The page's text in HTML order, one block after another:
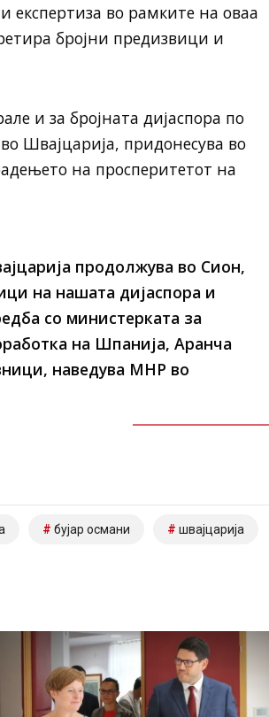
во рамките на оваа
бројни предизвици и
и за бројната дијаспора по
Швајцарија, придонесува во
на просперитетот на
продолжува во Сион,
на нашата дијаспора и
со министерката за
на Шпанија, Аранча
наведува МНР во
бујар османи швајцарија